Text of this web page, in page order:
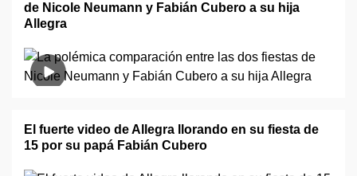
de Nicole Neumann y Fabián Cubero a su hija
Allegra
El fuerte video de Allegra llorando en su fiesta de
15 por su papá Fabián Cubero